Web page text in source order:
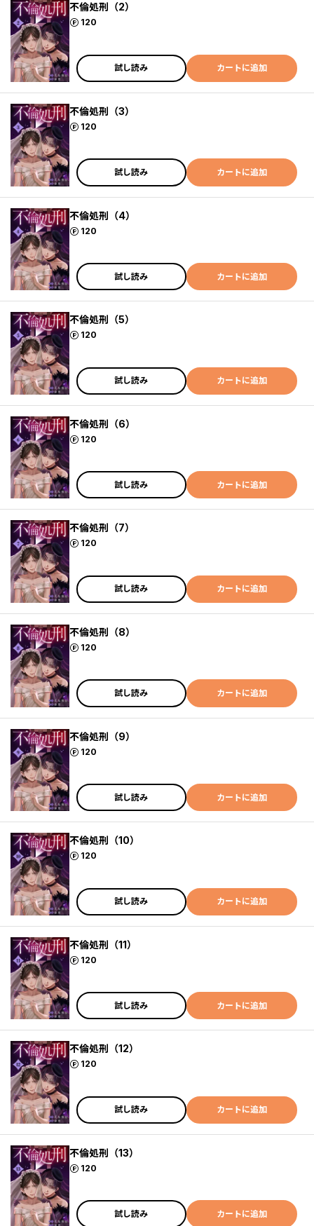
不倫処刑（2）
120
ポイント
試し読み カートに追加
不倫処刑（3）
120
ポイント
試し読み カートに追加
不倫処刑（4）
120
ポイント
試し読み カートに追加
不倫処刑（5）
120
ポイント
試し読み カートに追加
不倫処刑（6）
120
ポイント
試し読み カートに追加
不倫処刑（7）
120
ポイント
試し読み カートに追加
不倫処刑（8）
120
ポイント
試し読み カートに追加
不倫処刑（9）
120
ポイント
試し読み カートに追加
不倫処刑（10）
120
ポイント
試し読み カートに追加
不倫処刑（11）
120
ポイント
試し読み カートに追加
不倫処刑（12）
120
ポイント
試し読み カートに追加
不倫処刑（13）
120
ポイント
試し読み カートに追加